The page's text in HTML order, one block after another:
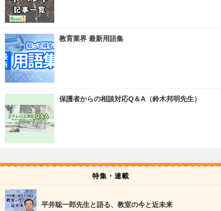
教育業界 最新用語集
保護者からの相談対応Q＆A（鈴木邦明先生）
特集・連載
平井聡一郎先生と語る、教室の今と近未来